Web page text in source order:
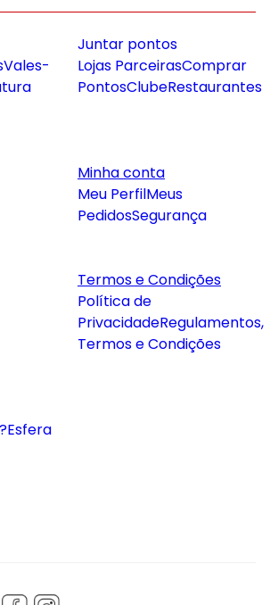
Vales-
Juntar pontos
Lojas ParceirasComprar
PontosClubeRestaurantes
Minha conta
Meu PerfilMeus
PedidosSegurança
Termos e Condições
Política de
PrivacidadeRegulamentos,
Termos e Condições
Esfera